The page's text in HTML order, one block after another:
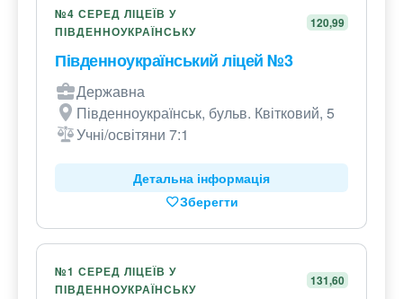
№4 СЕРЕД ЛІЦЕЇВ У
ПІВДЕННОУКРАЇНСЬКУ
120,99
Південноукраїнський ліцей №3
Державна
Південноукраїнськ, бульв. Квітковий, 5
Учні/освітяни 7:1
Детальна інформація
Зберегти
№1 СЕРЕД ЛІЦЕЇВ У
ПІВДЕННОУКРАЇНСЬКУ
131,60